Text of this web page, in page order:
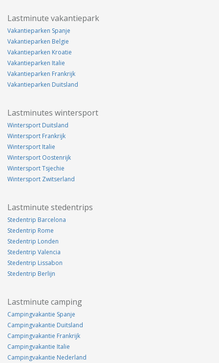
Lastminute vakantiepark
Vakantieparken Spanje
Vakantieparken Belgie
Vakantieparken Kroatie
Vakantieparken Italie
Vakantieparken Frankrijk
Vakantieparken Duitsland
Lastminutes wintersport
Wintersport Duitsland
Wintersport Frankrijk
Wintersport Italie
Wintersport Oostenrijk
Wintersport Tsjechie
Wintersport Zwitserland
Lastminute stedentrips
Stedentrip Barcelona
Stedentrip Rome
Stedentrip Londen
Stedentrip Valencia
Stedentrip Lissabon
Stedentrip Berlijn
Lastminute camping
Campingvakantie Spanje
Campingvakantie Duitsland
Campingvakantie Frankrijk
Campingvakantie Italie
Campingvakantie Nederland